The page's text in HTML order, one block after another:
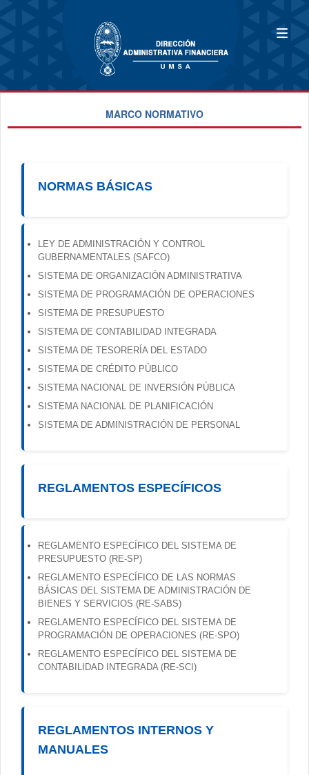
MARCO NORMATIVO
NORMAS BÁSICAS
LEY DE ADMINISTRACIÓN Y CONTROL
GUBERNAMENTALES (SAFCO)
SISTEMA DE ORGANIZACIÓN ADMINISTRATIVA
SISTEMA DE PROGRAMACIÓN DE OPERACIONES
SISTEMA DE PRESUPUESTO
SISTEMA DE CONTABILIDAD INTEGRADA
SISTEMA DE TESORERÍA DEL ESTADO
SISTEMA DE CRÉDITO PÚBLICO
SISTEMA NACIONAL DE INVERSIÓN PÚBLICA
SISTEMA NACIONAL DE PLANIFICACIÓN
SISTEMA DE ADMINISTRACIÓN DE PERSONAL
REGLAMENTOS ESPECÍFICOS
REGLAMENTO ESPECÍFICO DEL SISTEMA DE
PRESUPUESTO (RE-SP)
REGLAMENTO ESPECÍFICO DE LAS NORMAS
BÁSICAS DEL SISTEMA DE ADMINISTRACIÓN DE
BIENES Y SERVICIOS (RE-SABS)
REGLAMENTO ESPECÍFICO DEL SISTEMA DE
PROGRAMACIÓN DE OPERACIONES (RE-SPO)
REGLAMENTO ESPECÍFICO DEL SISTEMA DE
CONTABILIDAD INTEGRADA (RE-SCI)
REGLAMENTOS INTERNOS Y
MANUALES